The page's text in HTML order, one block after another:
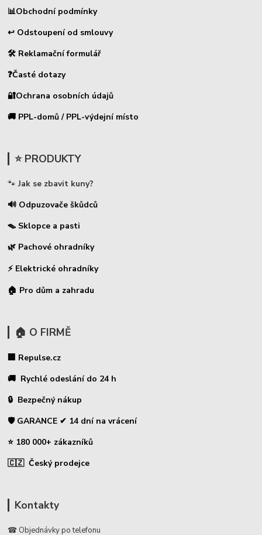
📊Obchodní podmínky
↩ Odstoupení od smlouvy
🛠 Reklamační formulář
❓Časté dotazy
🔐Ochrana osobních údajů
🚚 PPL-domů / PPL-výdejní místo
⭐ PRODUKTY
🐾 Jak se zbavit kuny?
🔊 Odpuzovače škůdců
🪤 Sklopce a pasti
🌿 Pachové ohradníky
⚡ Elektrické ohradníky
🏠 Pro dům a zahradu
🏠 O FIRMĚ
🏢 Repulse.cz
🚚 Rychlé odeslání do 24 h
🔒 Bezpečný nákup
🛡️ GARANCE ✔ 14 dní na vrácení
⭐ 180 000+ zákazníků
🇨🇿 Český prodejce
Kontakty
☎ Objednávky po telefonu